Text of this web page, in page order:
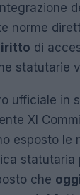
norme
di
statutarie
ufficiale in
XI
esposto le
statutaria
che